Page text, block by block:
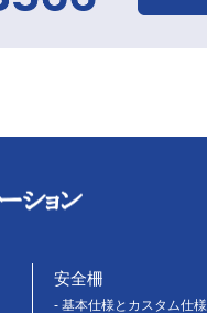
安全柵
- 基本仕様とカスタム仕様